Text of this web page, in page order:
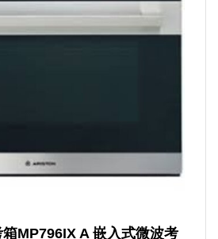
MP796IX A 嵌入式微波考